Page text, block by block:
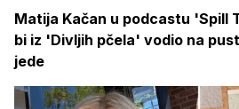
Matija Kačan u podcastu 'Spill
bi iz 'Divljih pčela' vodio na
jede